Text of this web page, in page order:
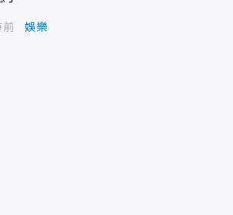
前 娛樂